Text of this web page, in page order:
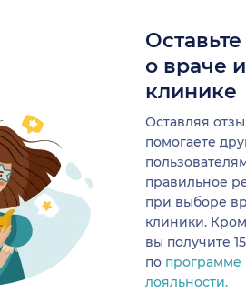
о враче
клинике
Оставляя
помогаете
правильное
при выборе
клиники.
вы получите
по программе
лояльности.